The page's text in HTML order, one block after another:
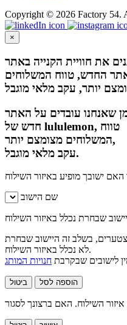
Copyright © 2026 Factory 54.
×
החדש, טווח המשלוחים
שאנחנו עובדים על האתר
חדש של lululemon, טווח
המשלוחים מצומצם יותר,
עקב מלאי מוגבל.
שם הישוב
שבחרת נכלל באיזור השילוח
בשלב זה היישוב שבחרת
לא נכלל באיזור השילוח.
לישובים שבקרבת
ביטול הוספה לסל